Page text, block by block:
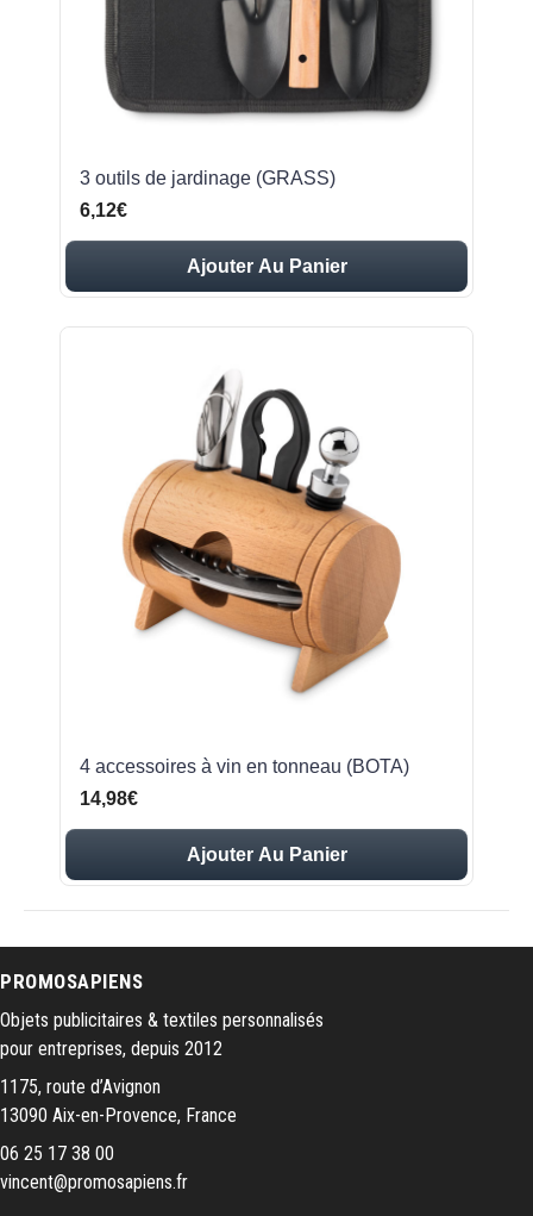
3 outils de jardinage (GRASS)
6,12€
Ajouter Au Panier
4 accessoires à vin en tonneau (BOTA)
14,98€
Ajouter Au Panier
PROMOSAPIENS
Objets publicitaires & textiles personnalisés
pour entreprises, depuis 2012
1175, route d’Avignon
13090 Aix-en-Provence, France
06 25 17 38 00
vincent@promosapiens.fr